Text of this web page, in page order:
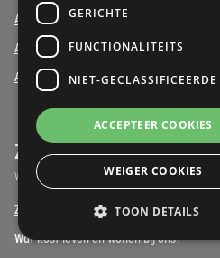
Assistentiewoning Oost-Vlaanderen
Assistentiewoning West-Vlaanderen
Assistentiewoning Vlaams-Brabant
Zorgwijzer
Wat u moet weten om de juiste keuze te maken
Zorgwijzer
Wat kost leven en wonen bij ons?
GERICHTE
FUNCTIONALITEITS
NIET-GECLASSIFICEERDE
ACCEPTEER COOKIES
WEIGER COOKIES
TOON DETAILS